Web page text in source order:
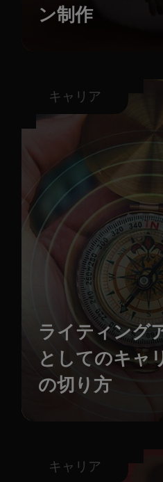
ン制作
キャリア
ライティング
としてのキャ
の切り方
キャリア